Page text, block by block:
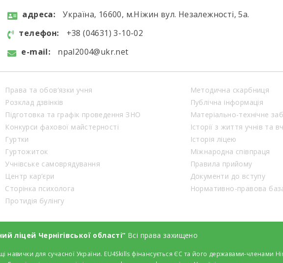
aдресa:
Україна, 16600, м.Ніжин вул. Незалежності, 5а.
телефон:
+38 (04631) 3-10-02
e-mail:
npal2004@ukr.net
Права та обов’язки учня
Розклад дзвінків
Підготовка та графік проведення ЗНО
Конкурси фахової майстерності
Гуртки
Гуртожиток
Учнівське самоврядування
Центр кар’єри
Сторінка психолога
Протидія булінгу
Методична скарбниця
Публічна інформація
Матеріально-технічне
Історії з життя учнів та
Історія ліцею
Міжнародна співпраця
Правила прийому
Документи до вступу
Нормативно-правова
ліцей Чернігівської області” Всі права захищено
навички для сучасної України. EU4Skills фінансується ЄС та його державами-членами